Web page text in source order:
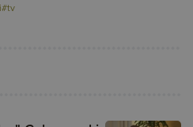
#tv